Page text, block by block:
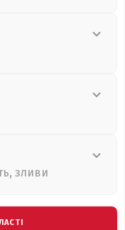
зливи